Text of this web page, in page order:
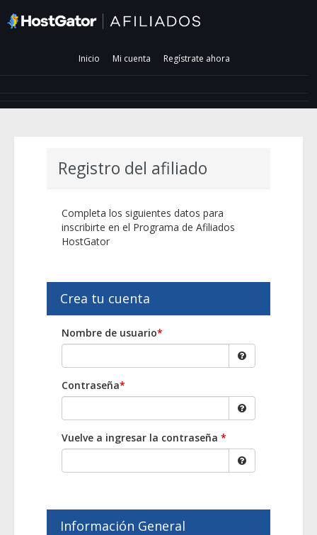
Inicio Mi cuenta Regístrate ahora
Registro del afiliado
Completa los siguientes datos para
inscribirte en el Programa de Afiliados
HostGator
Crea tu cuenta
Nombre de usuario*
Contraseña*
Vuelve a ingresar la contraseña *
Información General